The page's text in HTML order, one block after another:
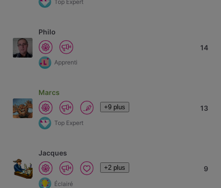
Top Expert
Philo
Apprenti
14
Marcs
+9 plus
Top Expert
13
Jacques
+2 plus
Éclairé
9